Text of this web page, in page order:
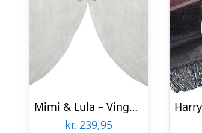
Mimi & Lula – Vinger – White Angel Christmas
kr. 239,95